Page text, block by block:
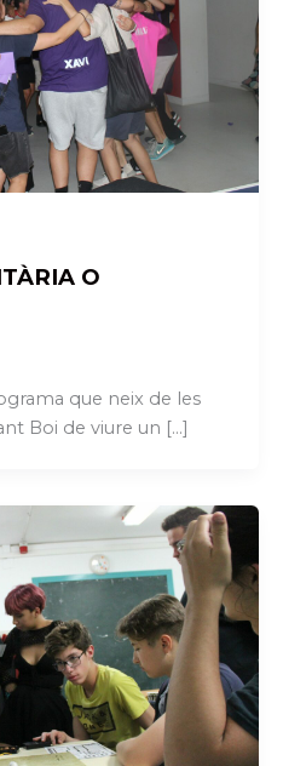
O
que neix de les
Boi de viure un […]